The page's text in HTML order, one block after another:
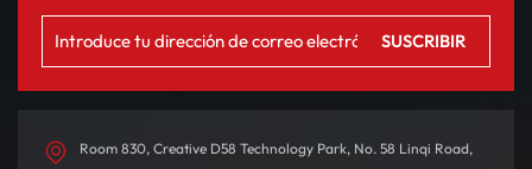
Room 830, Creative D58 Technology Park, No. 58 Linqi Road,